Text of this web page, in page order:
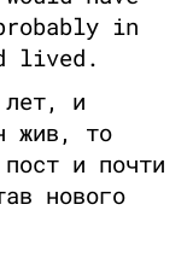
in
lived.
лет, и
жив, то
и почти
нового